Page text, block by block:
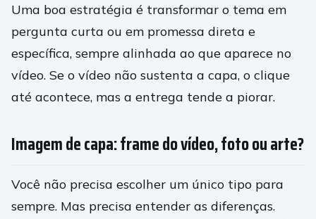
Uma boa estratégia é transformar o tema em
pergunta curta ou em promessa direta e
específica, sempre alinhada ao que aparece no
vídeo. Se o vídeo não sustenta a capa, o clique
até acontece, mas a entrega tende a piorar.
Imagem de capa: frame do vídeo, foto ou arte?
Você não precisa escolher um único tipo para
sempre. Mas precisa entender as diferenças.